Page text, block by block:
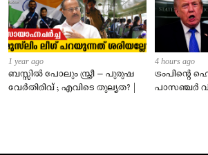
1 year ago
ബസ്സിൽ പോലും സ്ത്രീ – പുരുഷ
വേർതിരിവ് ; എവിടെ തുല്യത? |
4 hours ago
ട്രംപിന്റെ
പാസഞ്ചര്‍